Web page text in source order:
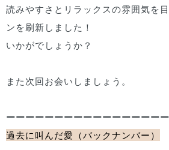
読みやすさとリラックスの雰囲気を
ンを刷新しました！
いかがでしょうか？
また次回お会いしましょう。
ーーーーーーーーーーーーーーーー
過去に叫んだ愛（バックナンバー）